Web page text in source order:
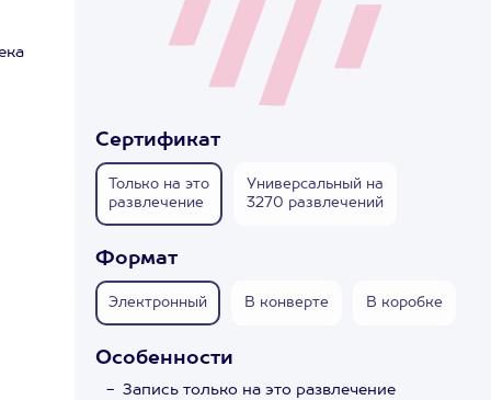
Сертификат
Только на это
развлечение
Универсальный на
3270 развлечений
Формат
Электронный В конверте В коробке
Особенности
Запись только на это развлечение